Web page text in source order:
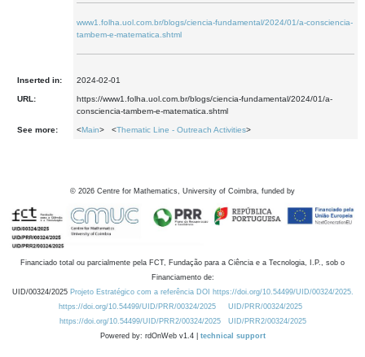
www1.folha.uol.com.br/blogs/ciencia-fundamental/2024/01/a-consciencia-
tambem-e-matematica.shtml
Inserted in: 2024-02-01
URL:
https://www1.folha.uol.com.br/blogs/ciencia-fundamental/2024/01/a-
consciencia-tambem-e-matematica.shtml
See more: <Main> <Thematic Line - Outreach Activities>
© 2026 Centre for Mathematics, University of Coimbra, funded by
Financiado total ou parcialmente pela FCT, Fundação para a Ciência e a Tecnologia, I.P., sob o
Financiamento de:
UID/00324/2025 Projeto Estratégico com a referência DOI https://doi.org/10.54499/UID/00324/2025.
https://doi.org/10.54499/UID/PRR/00324/2025
UID/PRR/00324/2025
https://doi.org/10.54499/UID/PRR2/00324/2025
UID/PRR2/00324/2025
Powered by: rdOnWeb v1.4 | technical support